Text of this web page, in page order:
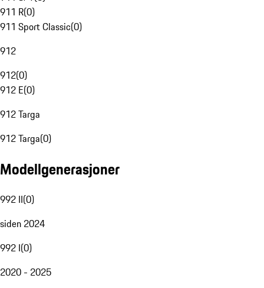
911 R(0)
911 Sport Classic(0)
912
912(0)
912 E(0)
912 Targa
912 Targa(0)
Modellgenerasjoner
992 II(0)
siden 2024
992 I(0)
2020 - 2025